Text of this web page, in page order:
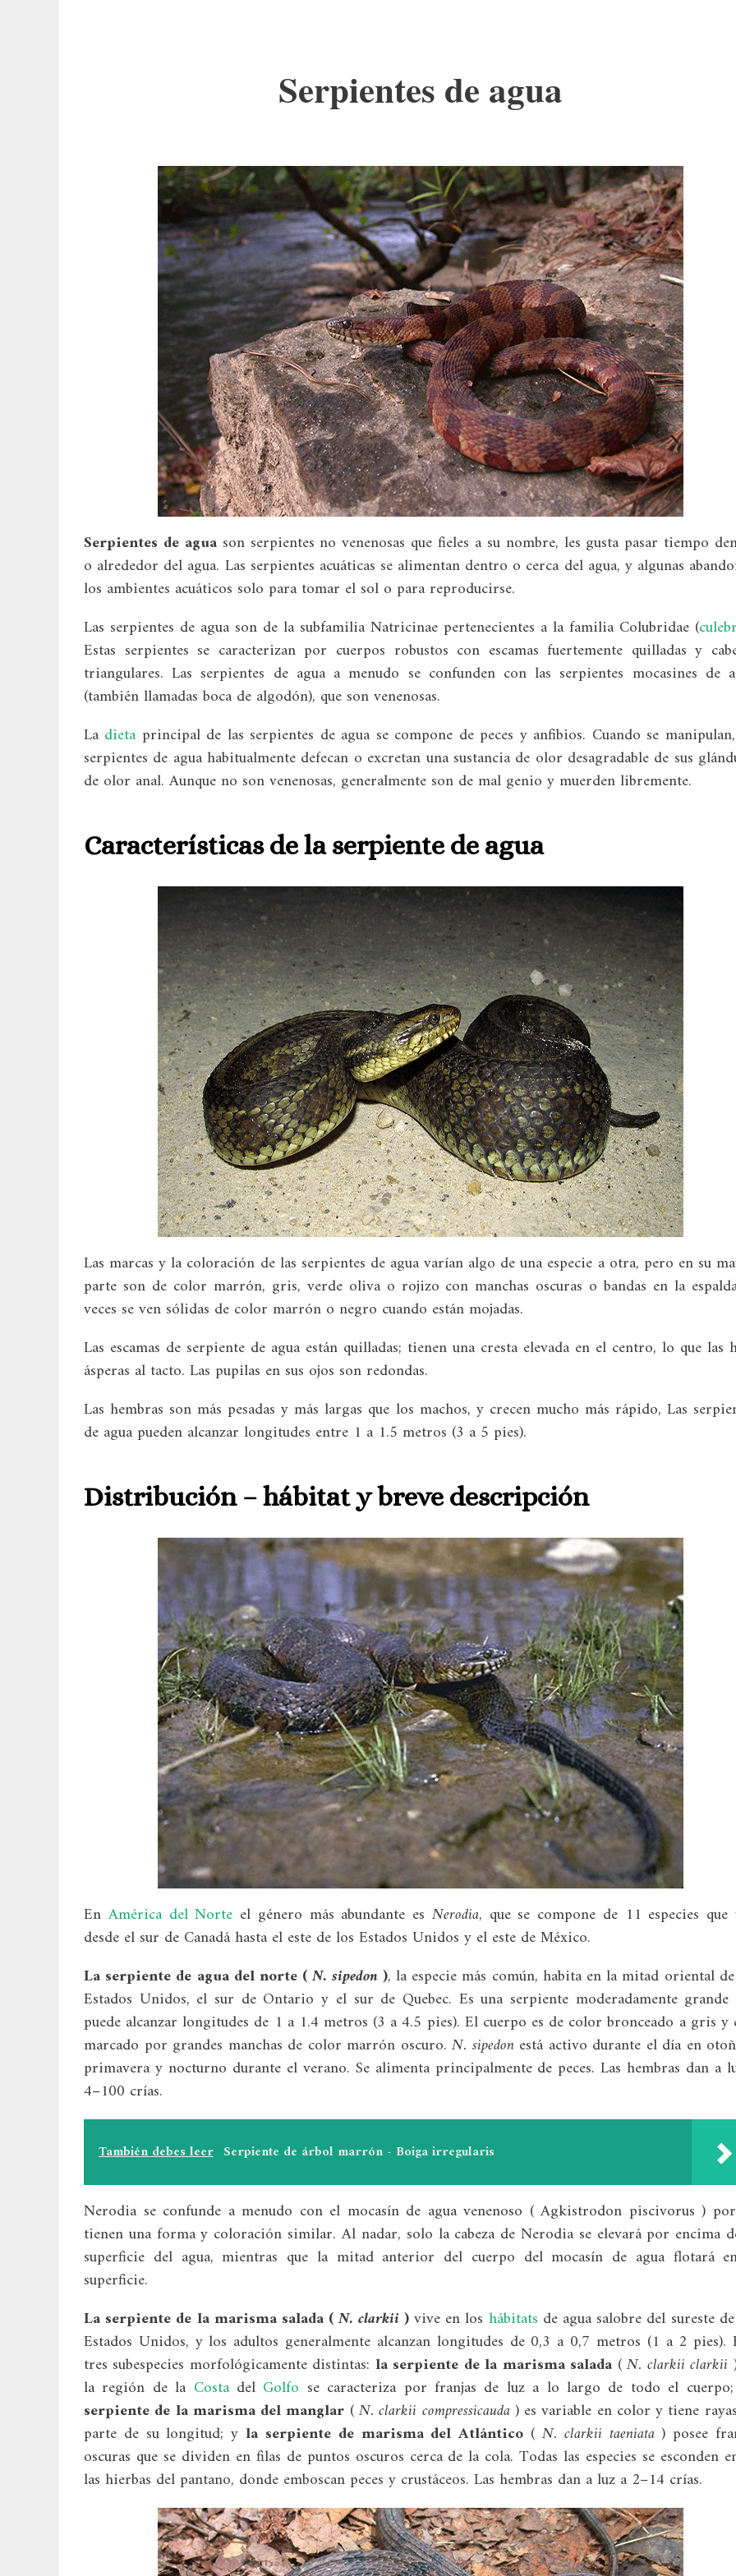
Serpientes de agua
Serpientes de aguason serpientes no venenosas que fieles a su nombre, les gusta pasar tiempo
o alrededor del agua. Las serpientes acuáticas se alimentan dentro o cerca del agua, y algunas
los ambientes acuáticos solo para tomar el sol o para reproducirse.
Las serpientes de agua son de la subfamilia Natricinae pertenecientes a la familia Colubridae (
Estas serpientes se caracterizan por cuerpos robustos con escamas fuertemente quilladas y
triangulares. Las serpientes de agua a menudo se confunden con las serpientes mocasines de
(también llamadas boca de algodón), que son venenosas.
La dieta principal de las serpientes de agua se compone de peces y anfibios. Cuando se
serpientes de agua habitualmente defecan o excretan una sustancia de olor desagradable de sus
de olor anal. Aunque no son venenosas, generalmente son de mal genio y muerden libremente.
Características de la serpiente de agua
Las marcas y la coloración de las serpientes de agua varían algo de una especie a otra, pero en su
parte son de color marrón, gris, verde oliva o rojizo con manchas oscuras o bandas en la
veces se ven sólidas de color marrón o negro cuando están mojadas.
Las escamas de serpiente de agua están quilladas; tienen una cresta elevada en el centro, lo que las
ásperas al tacto. Las pupilas en sus ojos son redondas.
Las hembras son más pesadas y más largas que los machos, y crecen mucho más rápido, Las
de agua pueden alcanzar longitudes entre 1 a 1.5 metros (3 a 5 pies).
Distribución – hábitat y breve descripción
EnAmérica del Norte el género más abundante es Nerodia, que se compone de 11 especies que
desde el sur de Canadá hasta el este de los Estados Unidos y el este de México.
La serpiente de agua del norte (N. sipedon), la especie más común, habita en la mitad oriental
Estados Unidos, el sur de Ontario y el sur de Quebec. Es una serpiente moderadamente grande
puede alcanzar longitudes de 1 a 1.4 metros (3 a 4.5 pies). El cuerpo es de color bronceado a gris y
marcado por grandes manchas de color marrón oscuro.N. sipedonestá activo durante el día en
primavera y nocturno durante el verano. Se alimenta principalmente de peces. Las hembras dan a
4–100 crías.
También debes leer Serpiente de árbol marrón - Boiga irregularis
Nerodia se confunde a menudo con el mocasín de agua venenoso ( Agkistrodon piscivorus )
tienen una forma y coloración similar. Al nadar, solo la cabeza de Nerodia se elevará por encima
superficie del agua, mientras que la mitad anterior del cuerpo del mocasín de agua flotará
superficie.
La serpiente de la marisma salada (N. clarkii )vive en los hábitats de agua salobre del sureste
Estados Unidos, y los adultos generalmente alcanzan longitudes de 0,3 a 0,7 metros (1 a 2 pies).
tres subespecies morfológicamente distintas: la serpiente de la marisma salada (N. clarkii clarkii
la región de la Costadel Golfo se caracteriza por franjas de luz a lo largo de todo el
serpiente de la marisma del manglar (N. clarkii compressicauda) es variable en color y tiene
parte de su longitud; yla serpiente de marisma del Atlántico ( N. clarkii taeniata) posee
oscuras que se dividen en filas de puntos oscuros cerca de la cola. Todas las especies se esconden
las hierbas del pantano, donde emboscan peces y crustáceos. Las hembras dan a luz a 2–14 crías.